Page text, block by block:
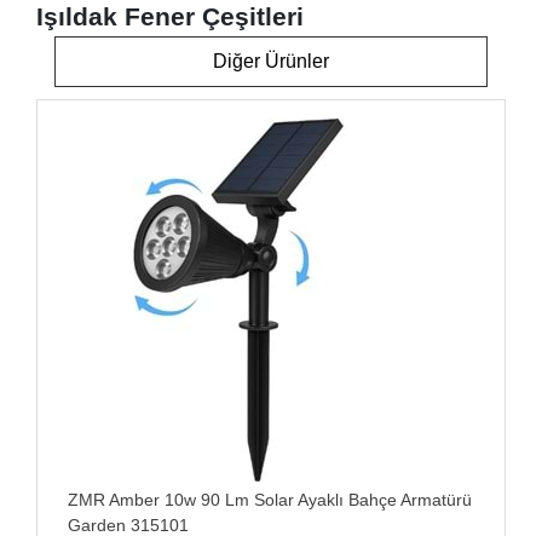
Işıldak Fener Çeşitleri
Diğer Ürünler
ZMR Amber 10w 90 Lm Solar Ayaklı Bahçe Armatürü
Garden 315101